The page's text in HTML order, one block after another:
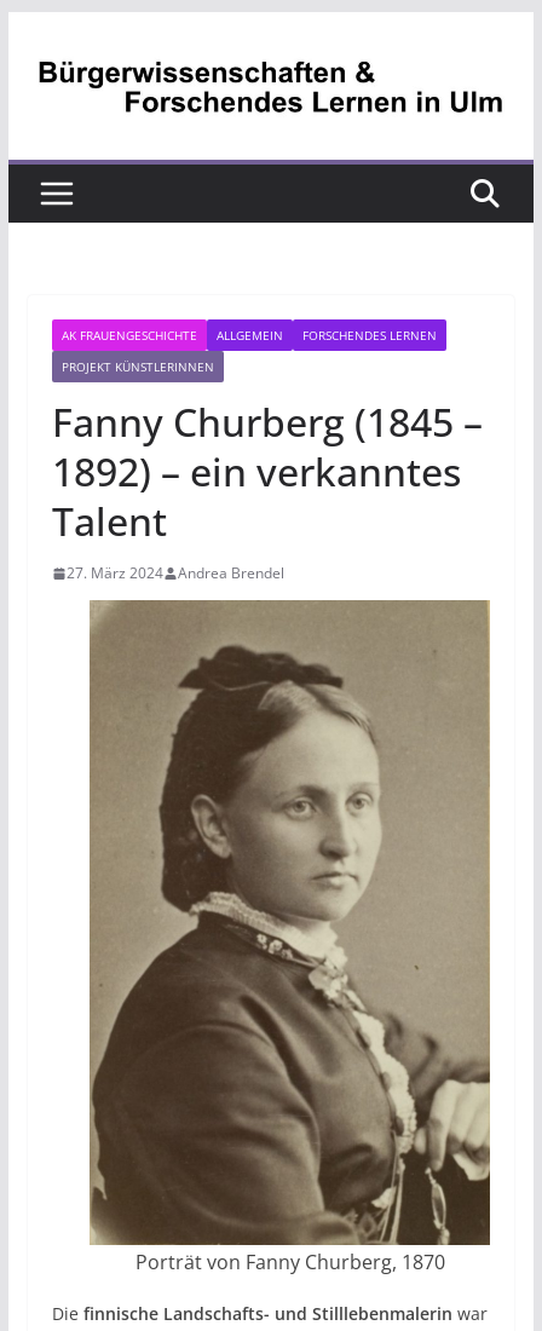
Inhalt
AK FRAUENGESCHICHTE ALLGEMEIN
FORSCHENDES LERNEN
PROJEKT KÜNSTLERINNEN
Fanny Churberg (1845 –
1892) – ein verkanntes
Talent
27. März 2024 Andrea Brendel
Porträt von Fanny Churberg, 1870
Die finnische Landschafts- und Stilllebenmalerin war